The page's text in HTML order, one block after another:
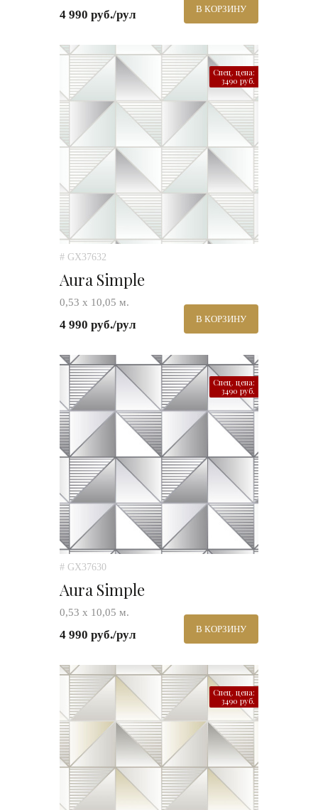
4 990 руб./рул В КОРЗИНУ
Спец. цена:
3490 руб.
# GX37632
Aura Simple
0,53 х 10,05 м.
4 990 руб./рул В КОРЗИНУ
Спец. цена:
3490 руб.
# GX37630
Aura Simple
0,53 х 10,05 м.
4 990 руб./рул В КОРЗИНУ
Спец. цена:
3490 руб.